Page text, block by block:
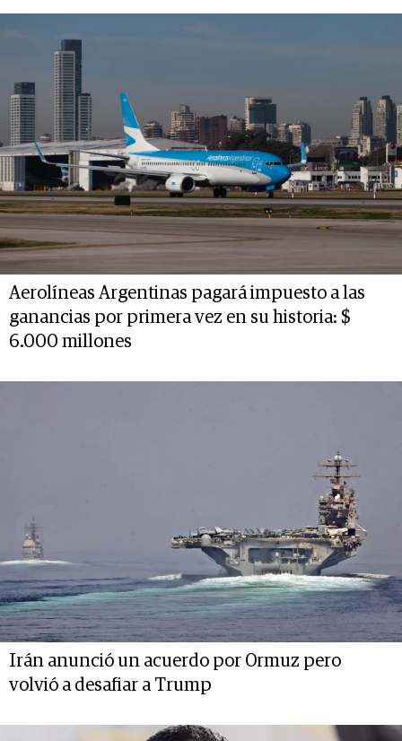
Aerolíneas Argentinas pagará impuesto a las
ganancias por primera vez en su historia: $
6.000 millones
Irán anunció un acuerdo por Ormuz pero
volvió a desafiar a Trump